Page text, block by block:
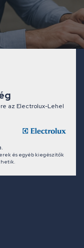
az Electrolux-Lehel
és egyéb kiegészítők